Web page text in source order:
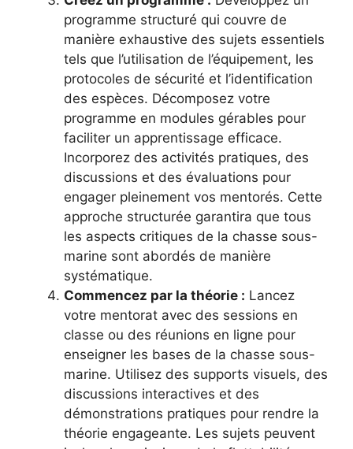
programme structuré qui couvre de
manière exhaustive des sujets essentiels
tels que l’utilisation de l’équipement, les
protocoles de sécurité et l’identification
des espèces. Décomposez votre
programme en modules gérables pour
faciliter un apprentissage efficace.
Incorporez des activités pratiques, des
discussions et des évaluations pour
engager pleinement vos mentorés. Cette
approche structurée garantira que tous
les aspects critiques de la chasse sous-
marine sont abordés de manière
systématique.
Commencez par la théorie : Lancez
votre mentorat avec des sessions en
classe ou des réunions en ligne pour
enseigner les bases de la chasse sous-
marine. Utilisez des supports visuels, des
discussions interactives et des
démonstrations pratiques pour rendre la
théorie engageante. Les sujets peuvent